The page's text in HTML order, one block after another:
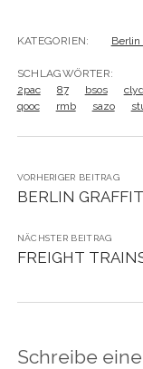
KATEGORIEN: Berlin
SCHLAGWÖRTER:
2pac
87 bsos
qooc
rmb sazo
VORHERIGER BEITRAG
BERLIN
NÄCHSTER BEITRAG
FREIGHT
Schreibe